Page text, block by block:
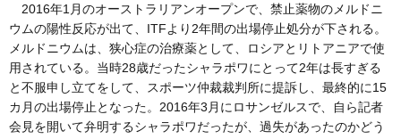
2016年1月のオーストラリアンオープンで、禁止薬物のメルドニ
ウムの陽性反応が出て、ITFより2年間の出場停止処分が下される。
メルドニウムは、狭心症の治療薬として、ロシアとリトアニアで使
用されている。当時28歳だったシャラポワにとって2年は長すぎる
と不服申し立てをして、スポーツ仲裁裁判所に提訴し、最終的に15
カ月の出場停止となった。2016年3月にロサンゼルスで、自ら記者
会見を開いて弁明するシャラポワだったが、過失があったのかどう